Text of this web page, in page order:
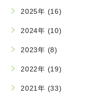
2025年 (16)
2024年 (10)
2023年 (8)
2022年 (19)
2021年 (33)